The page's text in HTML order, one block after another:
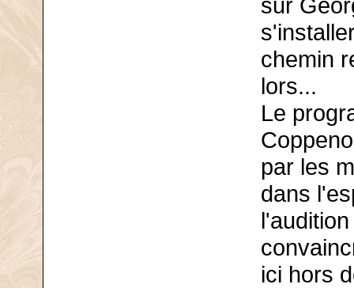
sur
chemin
lors...
Le
par les
dans
ici hors